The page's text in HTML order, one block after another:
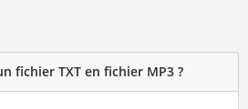
fichier TXT en fichier MP3 ?